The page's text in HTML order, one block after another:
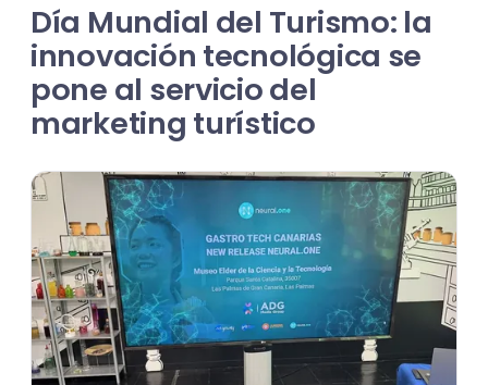
Día Mundial del Turismo: la
innovación tecnológica se
pone al servicio del
marketing turístico